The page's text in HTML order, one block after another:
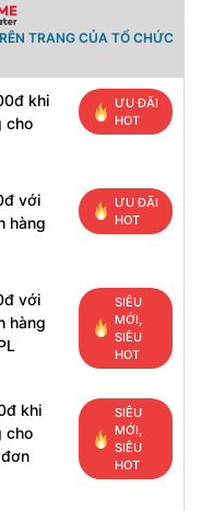
TRANG CỦA TỔ CHỨC
khi
cho
ƯU ĐÃI
HOT
với
hàng
ƯU ĐÃI
HOT
với
hàng
SIÊU
MỚI,
SIÊU
HOT
khi
cho
SIÊU
MỚI,
SIÊU
HOT